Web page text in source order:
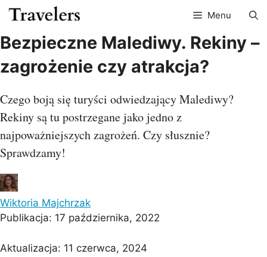
Przejdź
do
treści
Menu
Bezpieczne Malediwy. Rekiny –
zagrożenie czy atrakcja?
Czego boją się turyści odwiedzający Malediwy?
Rekiny są tu postrzegane jako jedno z
najpoważniejszych zagrożeń. Czy słusznie?
Sprawdzamy!
Wiktoria Majchrzak
Publikacja: 17 października, 2022
Aktualizacja: 11 czerwca, 2024